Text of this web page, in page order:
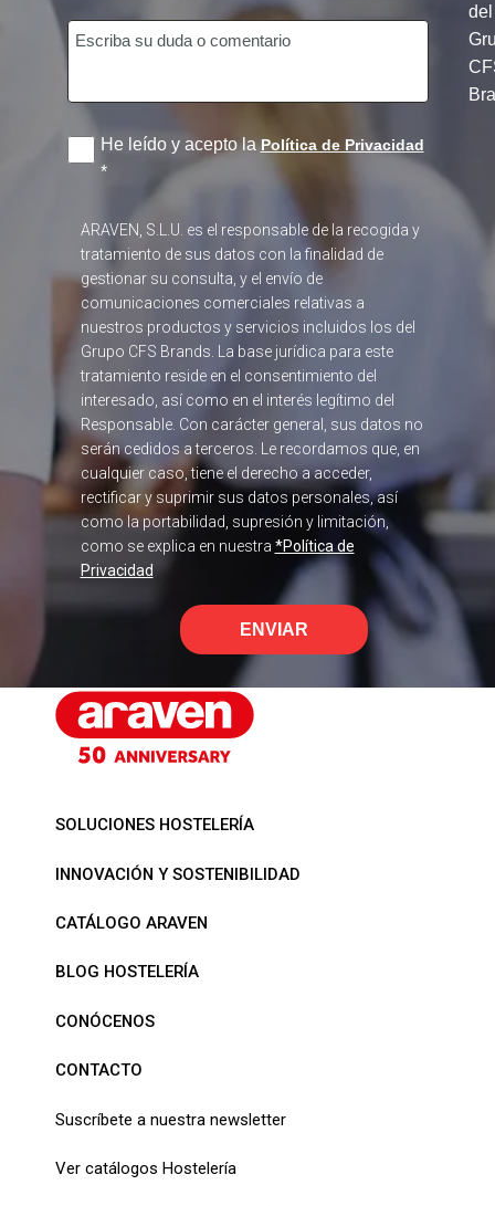
del
He leído y acepto laPolítica de Privacidad
*
ARAVEN, S.L.U. es el responsable de la recogida y
tratamiento de sus datos con la finalidad de
gestionar su consulta, y el envío de
comunicaciones comerciales relativas a
nuestros productos y servicios incluidos los del
Grupo CFS Brands. La base jurídica para este
tratamiento reside en el consentimiento del
interesado, así como en el interés legítimo del
Responsable. Con carácter general, sus datos no
serán cedidos a terceros. Le recordamos que, en
cualquier caso, tiene el derecho a acceder,
rectificar y suprimir sus datos personales, así
como la portabilidad, supresión y limitación,
como se explica en nuestra *Política de
Privacidad
ENVIAR
SOLUCIONES HOSTELERÍA
INNOVACIÓN Y SOSTENIBILIDAD
CATÁLOGO ARAVEN
BLOG HOSTELERÍA
CONÓCENOS
CONTACTO
Suscríbete a nuestra newsletter
Ver catálogos Hostelería